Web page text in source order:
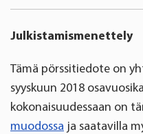
Julkistamismenettely
Tämä pörssitiedote on
syyskuun 2018
kokonaisuudessaan on
muodossa ja saatavilla